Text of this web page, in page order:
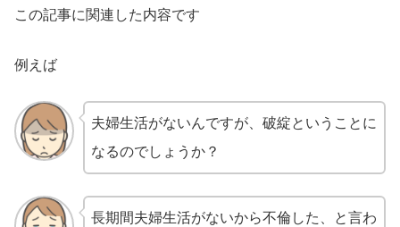
この記事に関連した内容です
例えば
夫婦生活がないんですが、破綻ということに
なるのでしょうか？
長期間夫婦生活がないから不倫した、と言わ